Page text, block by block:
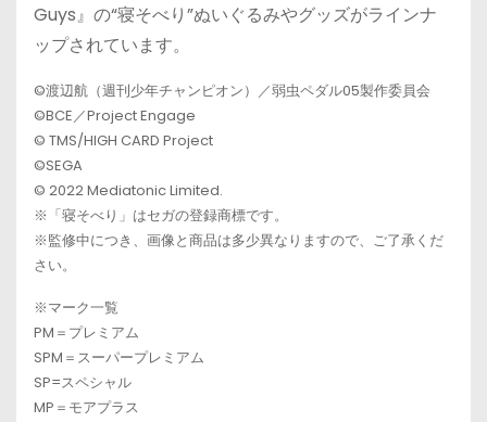
Guys』の“寝そべり”ぬいぐるみやグッズがラインナ
ップされています。
©渡辺航（週刊少年チャンピオン）／弱虫ペダル05製作委員会
©BCE／Project Engage
© TMS/HIGH CARD Project
©SEGA
© 2022 Mediatonic Limited.
※「寝そべり」はセガの登録商標です。
※監修中につき、画像と商品は多少異なりますので、ご了承くだ
さい。
※マーク一覧
PM＝プレミアム
SPM＝スーパープレミアム
SP=スペシャル
MP＝モアプラス